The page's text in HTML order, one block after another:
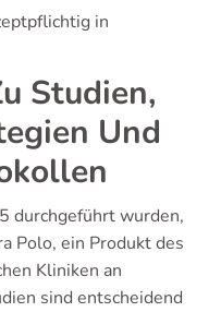
in
Studien,
Und
durchgeführt wurden,
Polo, ein Produkt des
Kliniken an
sind entscheidend